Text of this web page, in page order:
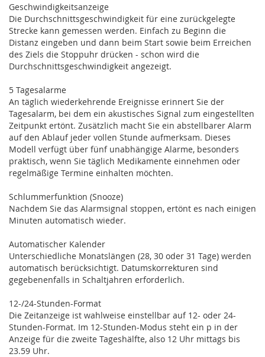
Geschwindigkeitsanzeige
Die Durchschnittsgeschwindigkeit für eine zurückgelegte
Strecke kann gemessen werden. Einfach zu Beginn die
Distanz eingeben und dann beim Start sowie beim Erreichen
des Ziels die Stoppuhr drücken - schon wird die
Durchschnittsgeschwindigkeit angezeigt.
5 Tagesalarme
An täglich wiederkehrende Ereignisse erinnert Sie der
Tagesalarm, bei dem ein akustisches Signal zum eingestellten
Zeitpunkt ertönt. Zusätzlich macht Sie ein abstellbarer Alarm
auf den Ablauf jeder vollen Stunde aufmerksam. Dieses
Modell verfügt über fünf unabhängige Alarme, besonders
praktisch, wenn Sie täglich Medikamente einnehmen oder
regelmäßige Termine einhalten möchten.
Schlummerfunktion (Snooze)
Nachdem Sie das Alarmsignal stoppen, ertönt es nach einigen
Minuten automatisch wieder.
Automatischer Kalender
Unterschiedliche Monatslängen (28, 30 oder 31 Tage) werden
automatisch berücksichtigt. Datumskorrekturen sind
gegebenenfalls in Schaltjahren erforderlich.
12-/24-Stunden-Format
Die Zeitanzeige ist wahlweise einstellbar auf 12- oder 24-
Stunden-Format. Im 12-Stunden-Modus steht ein p in der
Anzeige für die zweite Tageshälfte, also 12 Uhr mittags bis
23.59 Uhr.